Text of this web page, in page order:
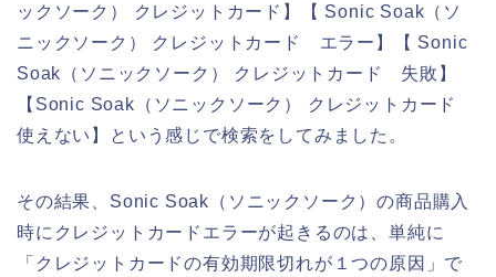
ックソーク） クレジットカード】【 Sonic Soak（ソ
ニックソーク） クレジットカード エラー】【 Sonic
Soak（ソニックソーク） クレジットカード 失敗】
【Sonic Soak（ソニックソーク） クレジットカード
使えない】という感じで検索をしてみました。
その結果、Sonic Soak（ソニックソーク）の商品購入
時にクレジットカードエラーが起きるのは、単純に
「クレジットカードの有効期限切れが１つの原因」で